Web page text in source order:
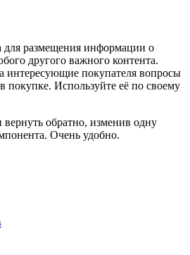
для размещения информации о
другого важного контента.
интересующие покупателя вопросы
покупке. Используйте её по своему
обратно, изменив одну
Очень удобно.